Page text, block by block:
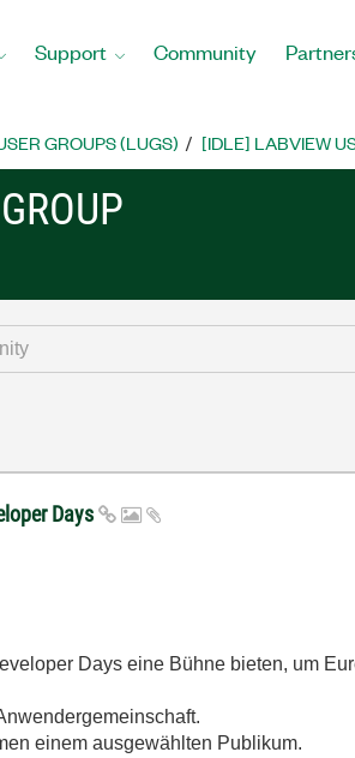
Support Community
GROUPS (LUGS) [IDLE] LABVIEW
Days
Days eine Bühne bieten, um
einem ausgewählten Publikum.